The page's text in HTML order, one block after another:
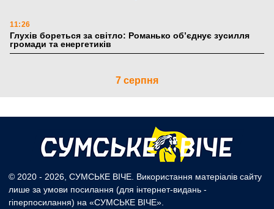
11:26
Глухів бореться за світло: Романько об’єднує зусилля
громади та енергетиків
7 серпня
Пенсійний фонд працюватиме за новим алгоритмом
© 2020 - 2026, СУМСЬКЕ ВІЧЕ. Використання матеріалів сайту
лише за умови посилання (для інтернет-видань -
гіперпосилання) на «СУМСЬКЕ ВІЧЕ».